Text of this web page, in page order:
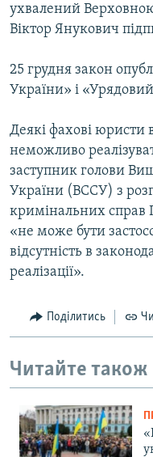
ухвалений
Віктор Янукович
25 грудня закон
України» і
Деякі фахові
неможливо
заступник голови
України (ВССУ) з
кримінальних справ
«не може бути
відсутність в
реалізації».
Поділитись
Читайте також